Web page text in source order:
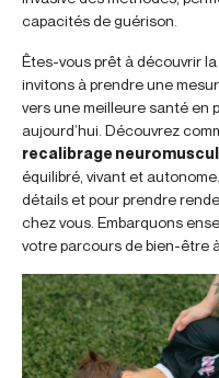
capacités de guérison.
Êtes-vous prêt à découvrir
invitons à prendre une
vers une meilleure santé en
aujourd’hui. Découvrez
recalibrage
équilibré, vivant et
détails et pour prendre
chez vous. Embarquons
votre parcours de bien-être